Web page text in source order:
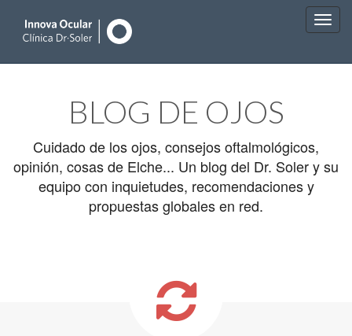
BLOG DE OJOS
Cuidado de los ojos, consejos oftalmológicos,
opinión, cosas de Elche... Un blog del Dr. Soler y su
equipo con inquietudes, recomendaciones y
propuestas globales en red.